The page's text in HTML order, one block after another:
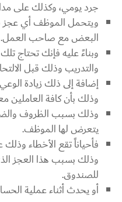
جرد يومي، وكذلك على
ويتحمل الموظف أي عجز
البعض مع صاحب العمل.
وبناءً عليه فإنك تحتاج
والتدريب وذلك قبل
إضافة إلى ذلك زيادة
وذلك بأن كافة
وذلك بسبب الظروف
يتعرض لها الموظف.
فأحياناً تقع الأخطاء
وذلك بسبب هذا العجز
للصندوق.
أو يحدث أثناء عملية